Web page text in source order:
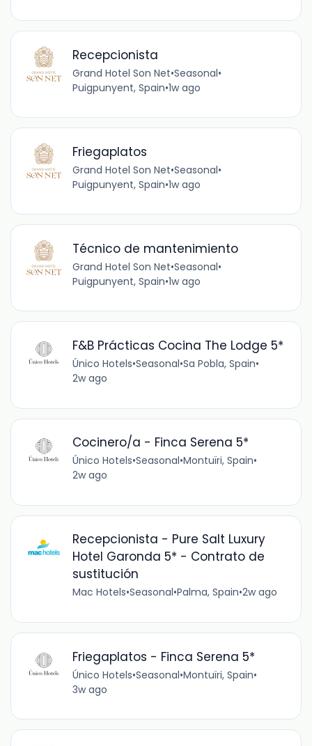
Recepcionista
Grand Hotel Son Net•Seasonal•
Puigpunyent, Spain•1w ago
Friegaplatos
Grand Hotel Son Net•Seasonal•
Puigpunyent, Spain•1w ago
Técnico de mantenimiento
Grand Hotel Son Net•Seasonal•
Puigpunyent, Spain•1w ago
F&B Prácticas Cocina The Lodge 5*
Único Hotels•Seasonal•Sa Pobla, Spain•
2w ago
Cocinero/a - Finca Serena 5*
Único Hotels•Seasonal•Montuïri, Spain•
2w ago
Recepcionista - Pure Salt Luxury
Hotel Garonda 5* - Contrato de
sustitución
Mac Hotels•Seasonal•Palma, Spain•2w ago
Friegaplatos - Finca Serena 5*
Único Hotels•Seasonal•Montuïri, Spain•
3w ago